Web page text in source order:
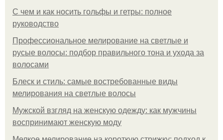
С чем и как носить гольфы и гетры: полное
руководство
Профессиональное мелирование на светлые и
русые волосы: подбор правильного тона и ухода за
волосами
Блеск и стиль: самые востребованные виды
мелирования на светлые волосы
Мужской взгляд на женскую одежду: как мужчины
воспринимают женскую моду